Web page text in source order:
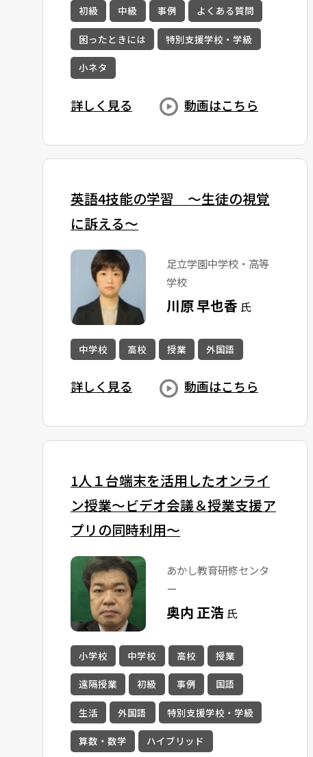
初級 中級 事例 よくある質問
困ったときには 特別支援学校・学級
小ネタ
詳しく見る 動画はこちら
英語4技能の学習 ～生徒の視覚
に訴える～
足立学園中学校・高等
学校
川原 早也香 氏
中学校 高校 授業 外国語
詳しく見る 動画はこちら
1人１台端末を活用したオンライ
ン授業～ビデオ会議＆授業支援ア
プリの同時利用～
あかし教育研修センタ
ー
奥内 正浩 氏
小学校 中学校 高校 授業
遠隔授業 初級 事例 国語
生活 外国語 特別支援学校・学級
算数・数学 ハイブリッド